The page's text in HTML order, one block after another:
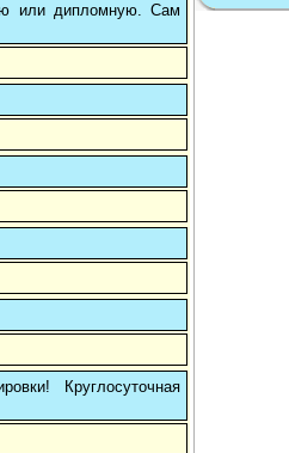
или дипломную. Сам
Круглосуточная